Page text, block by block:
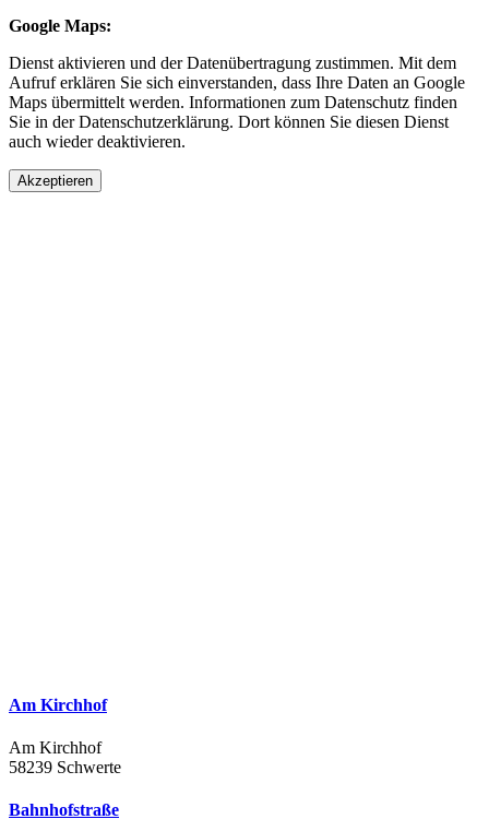
Google Maps:
Dienst aktivieren und der Datenübertragung zustimmen. Mit dem
Aufruf erklären Sie sich einverstanden, dass Ihre Daten an Google
Maps übermittelt werden. Informationen zum Datenschutz finden
Sie in der Datenschutzerklärung. Dort können Sie diesen Dienst
auch wieder deaktivieren.
Akzeptieren
Am Kirchhof
Am Kirchhof
58239 Schwerte
Bahnhofstraße